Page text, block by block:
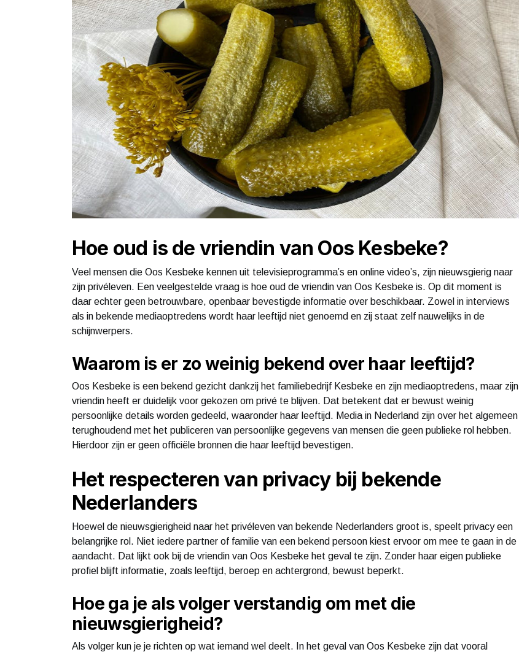
Hoe oud is de vriendin van Oos Kesbeke?
Veel mensen die Oos Kesbeke kennen uit televisieprogramma’s en online video’s, zijn nieuwsgierig naar
zijn privéleven. Een veelgestelde vraag is hoe oud de vriendin van Oos Kesbeke is. Op dit moment is
daar echter geen betrouwbare, openbaar bevestigde informatie over beschikbaar. Zowel in interviews
als in bekende mediaoptredens wordt haar leeftijd niet genoemd en zij staat zelf nauwelijks in de
schijnwerpers.
Waarom is er zo weinig bekend over haar leeftijd?
Oos Kesbeke is een bekend gezicht dankzij het familiebedrijf Kesbeke en zijn mediaoptredens, maar zijn
vriendin heeft er duidelijk voor gekozen om privé te blijven. Dat betekent dat er bewust weinig
persoonlijke details worden gedeeld, waaronder haar leeftijd. Media in Nederland zijn over het algemeen
terughoudend met het publiceren van persoonlijke gegevens van mensen die geen publieke rol hebben.
Hierdoor zijn er geen officiële bronnen die haar leeftijd bevestigen.
Het respecteren van privacy bij bekende
Nederlanders
Hoewel de nieuwsgierigheid naar het privéleven van bekende Nederlanders groot is, speelt privacy een
belangrijke rol. Niet iedere partner of familie van een bekend persoon kiest ervoor om mee te gaan in de
aandacht. Dat lijkt ook bij de vriendin van Oos Kesbeke het geval te zijn. Zonder haar eigen publieke
profiel blijft informatie, zoals leeftijd, beroep en achtergrond, bewust beperkt.
Hoe ga je als volger verstandig om met die
nieuwsgierigheid?
Als volger kun je je richten op wat iemand wel deelt. In het geval van Oos Kesbeke zijn dat vooral